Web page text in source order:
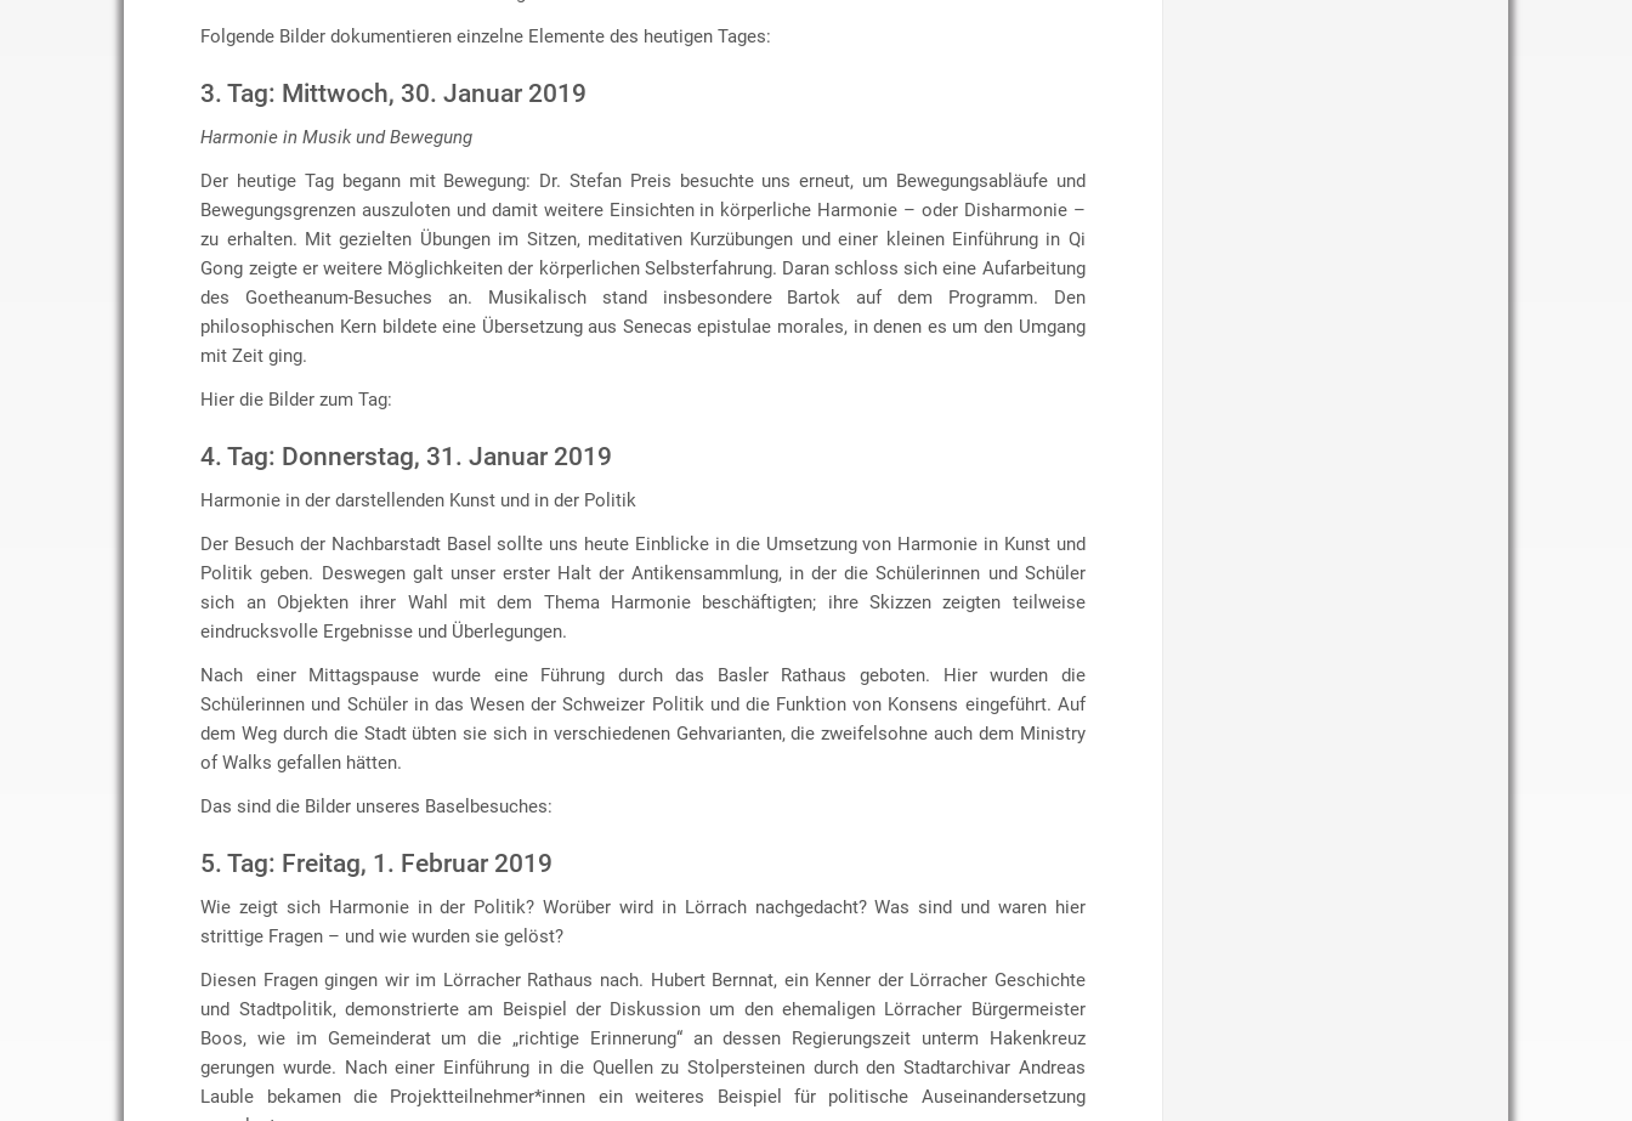
Folgende Bilder dokumentieren einzelne Elemente des heutigen Tages:
3. Tag: Mittwoch, 30. Januar 2019
Harmonie in Musik und Bewegung
Der heutige Tag begann mit Bewegung: Dr. Stefan Preis besuchte uns erneut, um Bewegungsabläufe und
Bewegungsgrenzen auszuloten und damit weitere Einsichten in körperliche Harmonie – oder Disharmonie –
zu erhalten. Mit gezielten Übungen im Sitzen, meditativen Kurzübungen und einer kleinen Einführung in Qi
Gong zeigte er weitere Möglichkeiten der körperlichen Selbsterfahrung. Daran schloss sich eine Aufarbeitung
des Goetheanum-Besuches an. Musikalisch stand insbesondere Bartok auf dem Programm. Den
philosophischen Kern bildete eine Übersetzung aus Senecas epistulae morales, in denen es um den Umgang
mit Zeit ging.
Hier die Bilder zum Tag:
4. Tag: Donnerstag, 31. Januar 2019
Harmonie in der darstellenden Kunst und in der Politik
Der Besuch der Nachbarstadt Basel sollte uns heute Einblicke in die Umsetzung von Harmonie in Kunst und
Politik geben. Deswegen galt unser erster Halt der Antikensammlung, in der die Schülerinnen und Schüler
sich an Objekten ihrer Wahl mit dem Thema Harmonie beschäftigten; ihre Skizzen zeigten teilweise
eindrucksvolle Ergebnisse und Überlegungen.
Nach einer Mittagspause wurde eine Führung durch das Basler Rathaus geboten. Hier wurden die
Schülerinnen und Schüler in das Wesen der Schweizer Politik und die Funktion von Konsens eingeführt. Auf
dem Weg durch die Stadt übten sie sich in verschiedenen Gehvarianten, die zweifelsohne auch dem Ministry
of Walks gefallen hätten.
Das sind die Bilder unseres Baselbesuches:
5. Tag: Freitag, 1. Februar 2019
Wie zeigt sich Harmonie in der Politik? Worüber wird in Lörrach nachgedacht? Was sind und waren hier
strittige Fragen – und wie wurden sie gelöst?
Diesen Fragen gingen wir im Lörracher Rathaus nach. Hubert Bernnat, ein Kenner der Lörracher Geschichte
und Stadtpolitik, demonstrierte am Beispiel der Diskussion um den ehemaligen Lörracher Bürgermeister
Boos, wie im Gemeinderat um die „richtige Erinnerung“ an dessen Regierungszeit unterm Hakenkreuz
gerungen wurde. Nach einer Einführung in die Quellen zu Stolpersteinen durch den Stadtarchivar Andreas
Lauble bekamen die Projektteilnehmer*innen ein weiteres Beispiel für politische Auseinandersetzung